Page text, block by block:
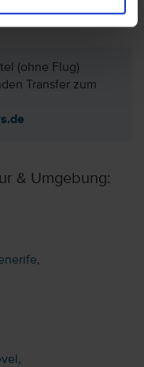
(ohne Flug)
Transfer zum
& Umgebung: